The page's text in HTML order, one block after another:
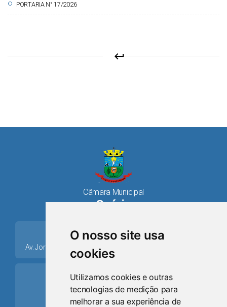
O nosso site usa
cookies
Utilizamos cookies e outras
tecnologias de medição para
melhorar a sua experiência de
circle PORTARIA N° 17/2026
keyboard_return
Câmara Municipal
Osório
place
Av. Jorge Dariva, 1211, Centro CEP: 95520.000 - Osório/RS
ring_volume
Telefone
(51) 9 8024-0884